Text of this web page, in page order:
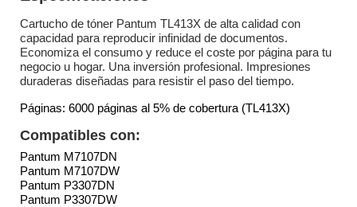
Cartucho de tóner Pantum TL413X de alta calidad con
capacidad para reproducir infinidad de documentos.
Economiza el consumo y reduce el coste por página para tu
negocio u hogar. Una inversión profesional. Impresiones
duraderas diseñadas para resistir el paso del tiempo.
Páginas: 6000 páginas al 5% de cobertura (TL413X)
Compatibles con:
Pantum M7107DN
Pantum M7107DW
Pantum P3307DN
Pantum P3307DW